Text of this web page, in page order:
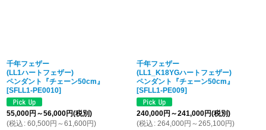
千年フェザー
(LL1ハートフェザー)
ペンダント『チェーン50cm』
[SFLL1-PE0010]
55,000円 ～56,000円(税別)
(税込 : 60,500円 ～61,600円)
千年フェザー
(LL1_K18YGハートフェザー)
ペンダント『チェーン50cm』
[SFLL1-PE009]
240,000円 ～241,000円(税別)
(税込 : 264,000円 ～265,100円)